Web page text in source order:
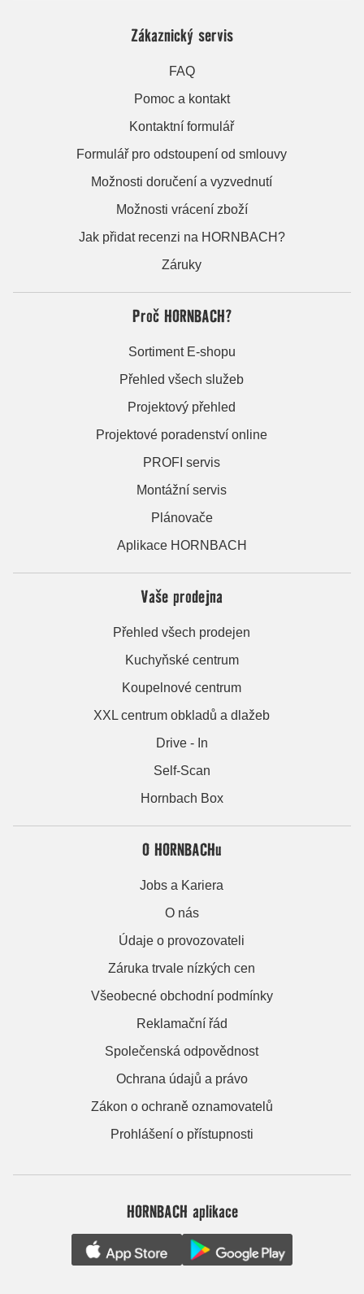
Zákaznický servis
FAQ
Pomoc a kontakt
Kontaktní formulář
Formulář pro odstoupení od smlouvy
Možnosti doručení a vyzvednutí
Možnosti vrácení zboží
Jak přidat recenzi na HORNBACH?
Záruky
Proč HORNBACH?
Sortiment E-shopu
Přehled všech služeb
Projektový přehled
Projektové poradenství online
PROFI servis
Montážní servis
Plánovače
Aplikace HORNBACH
Vaše prodejna
Přehled všech prodejen
Kuchyňské centrum
Koupelnové centrum
XXL centrum obkladů a dlažeb
Drive - In
Self-Scan
Hornbach Box
O HORNBACHu
Jobs a Kariera
O nás
Údaje o provozovateli
Záruka trvale nízkých cen
Všeobecné obchodní podmínky
Reklamační řád
Společenská odpovědnost
Ochrana údajů a právo
Zákon o ochraně oznamovatelů
Prohlášení o přístupnosti
HORNBACH aplikace